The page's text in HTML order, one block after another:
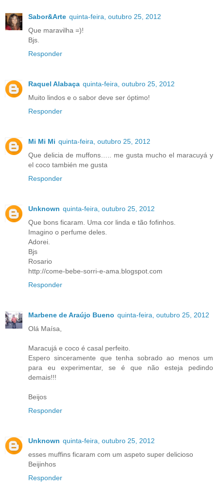
Sabor&Arte quinta-feira, outubro 25, 2012
Que maravilha =)!
Bjs.
Responder
Raquel Alabaça quinta-feira, outubro 25, 2012
Muito lindos e o sabor deve ser óptimo!
Responder
Mi Mi Mi quinta-feira, outubro 25, 2012
Que delicia de muffons….. me gusta mucho el maracuyá y
el coco también me gusta
Responder
Unknown quinta-feira, outubro 25, 2012
Que bons ficaram. Uma cor linda e tão fofinhos.
Imagino o perfume deles.
Adorei.
Bjs
Rosario
http://come-bebe-sorri-e-ama.blogspot.com
Responder
Marbene de Araújo Bueno quinta-feira, outubro 25, 2012
Olá Maísa,
Maracujá e coco é casal perfeito.
Espero sinceramente que tenha sobrado ao menos um
para eu experimentar, se é que não esteja pedindo
demais!!!
Beijos
Responder
Unknown quinta-feira, outubro 25, 2012
esses muffins ficaram com um aspeto super delicioso
Beijinhos
Responder